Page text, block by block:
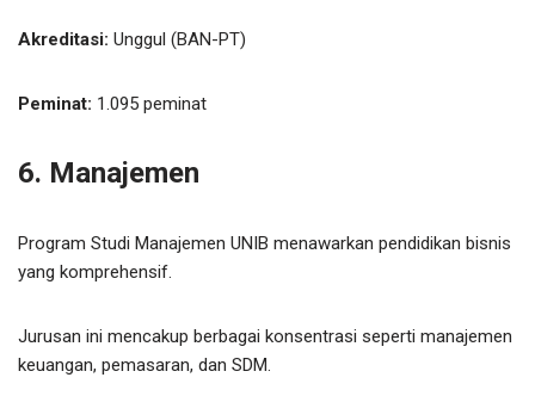
Akreditasi: Unggul (BAN-PT)
Peminat: 1.095 peminat
6. Manajemen
Program Studi Manajemen UNIB menawarkan pendidikan bisnis
yang komprehensif.
Jurusan ini mencakup berbagai konsentrasi seperti manajemen
keuangan, pemasaran, dan SDM.